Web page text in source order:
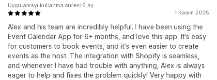
1 Kasım 2025
Alex and his team are incredibly helpful. I have been using the
Event Calendar App for 6+ months, and love this app. It's easy
for customers to book events, and it's even easier to create
events as the host. The integration with Shopify is seamless,
and whenever I have had trouble with anything, Alex is always
eager to help and fixes the problem quickly! Very happy with
Uygulamayı kullanma süresi:5 ay